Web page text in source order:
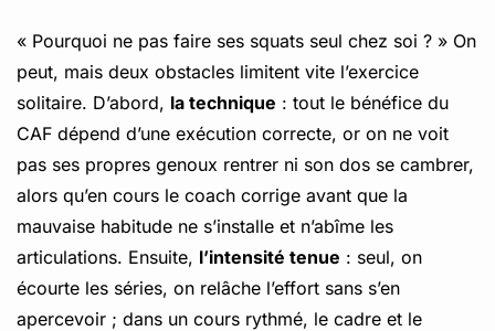
« Pourquoi ne pas faire ses squats seul chez soi ? » On
peut, mais deux obstacles limitent vite l’exercice
solitaire. D’abord, la technique : tout le bénéfice du
CAF dépend d’une exécution correcte, or on ne voit
pas ses propres genoux rentrer ni son dos se cambrer,
alors qu’en cours le coach corrige avant que la
mauvaise habitude ne s’installe et n’abîme les
articulations. Ensuite, l’intensité tenue : seul, on
écourte les séries, on relâche l’effort sans s’en
apercevoir ; dans un cours rythmé, le cadre et le